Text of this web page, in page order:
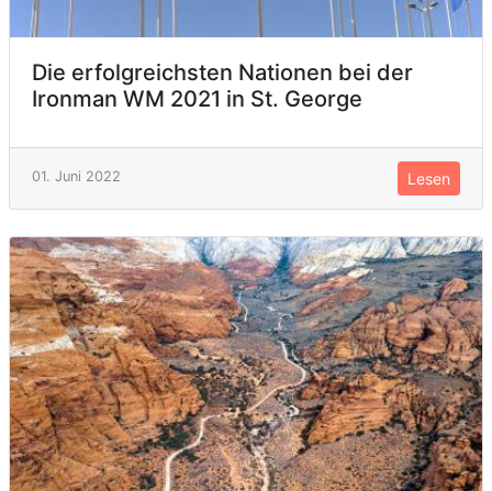
Die erfolgreichsten Nationen bei der
Ironman WM 2021 in St. George
01. Juni 2022 Lesen